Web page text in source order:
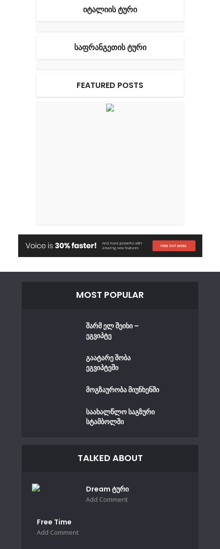
ᲘᲢᲐᲚᲘᲘᲡ ᲢᲣᲠᲘ
ᲡᲐᲤᲠᲐᲜᲒᲔᲗᲘᲡ ᲢᲣᲠᲘ
FEATURED POSTS
MOST POPULAR
შარმ ელ შეიხი –
ეგვიპტე
გაატარე შობა
ეგვიპტეში
მოგზაურობა მიუნხენში
საახალწლო საგზური
სტამბოლში
TALKED ABOUT
Dream ტური
Add Comment
Free Time
Add Comment